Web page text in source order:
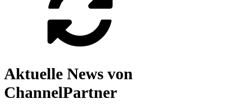
Aktuelle News von
ChannelPartner